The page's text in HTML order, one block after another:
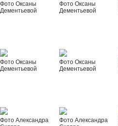
Фото Оксаны
Дементьевой
Фото Оксаны
Дементьевой
Фото Оксаны
Дементьевой
Фото Оксаны
Дементьевой
Фото Александра
Фото Александра